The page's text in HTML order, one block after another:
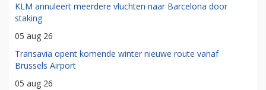
KLM annuleert meerdere vluchten naar Barcelona door
staking
05 aug 26
Transavia opent komende winter nieuwe route vanaf
Brussels Airport
05 aug 26